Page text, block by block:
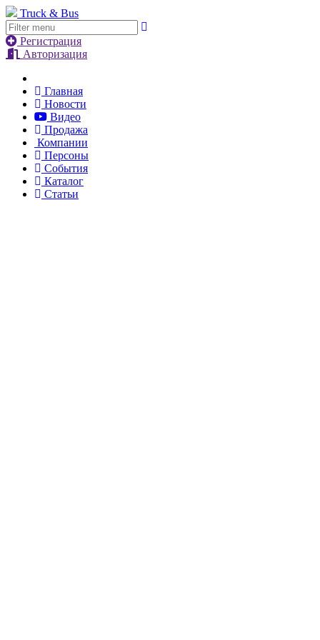
Truck & Bus
Регистрация
Авторизация
Главная
Новости
Видео
Продажа
Компании
Персоны
События
Каталог
Статьи